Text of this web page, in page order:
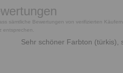
sämtliche Bewertungen von verifizierten
entsprechen.
Sehr schöner Farbton (türkis),